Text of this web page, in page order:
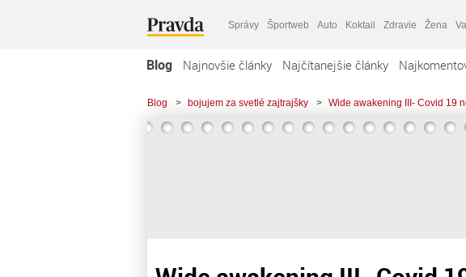
Správy Športweb Auto Koktail Zdravie Žena
Blog Najnovšie články Najčítanejšie články
Blog > bojujem za svetlé zajtrajšky > Wide awakening III- Covid 19